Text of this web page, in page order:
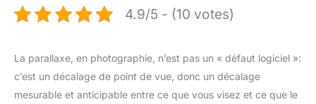
4.9/5 - (10 votes)
La parallaxe, en photographie, n’est pas un « défaut logiciel »:
c’est un décalage de point de vue, donc un décalage
mesurable et anticipable entre ce que vous visez et ce que le